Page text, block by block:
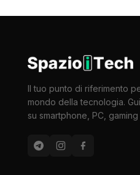
Il tuo punto di riferimento
mondo della tecnologia.
su smartphone, PC,